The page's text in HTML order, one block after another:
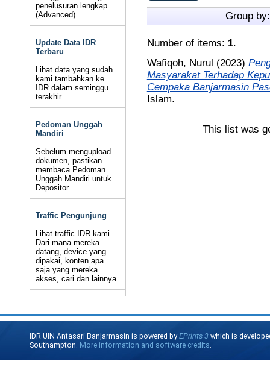
penelusuran lengkap
(Advanced).
Update Data IDR
Terbaru
Lihat data yang sudah
kami tambahkan ke
IDR dalam seminggu
terakhir.
Pedoman Unggah
Mandiri
Sebelum mengupload
dokumen, pastikan
membaca Pedoman
Unggah Mandiri untuk
Depositor.
Traffic Pengunjung
Lihat traffic IDR kami.
Dari mana mereka
datang, device yang
dipakai, konten apa
saja yang mereka
akses, cari dan lainnya
Group
Number of items: 1.
Wafiqoh, Nurul (2023)
Masyarakat Terhadap
Cempaka Banjarmasin
Islam.
This list was
IDR UIN Antasari Banjarmasin is powered byEPrints 3 which is
Southampton. More information and software credits.